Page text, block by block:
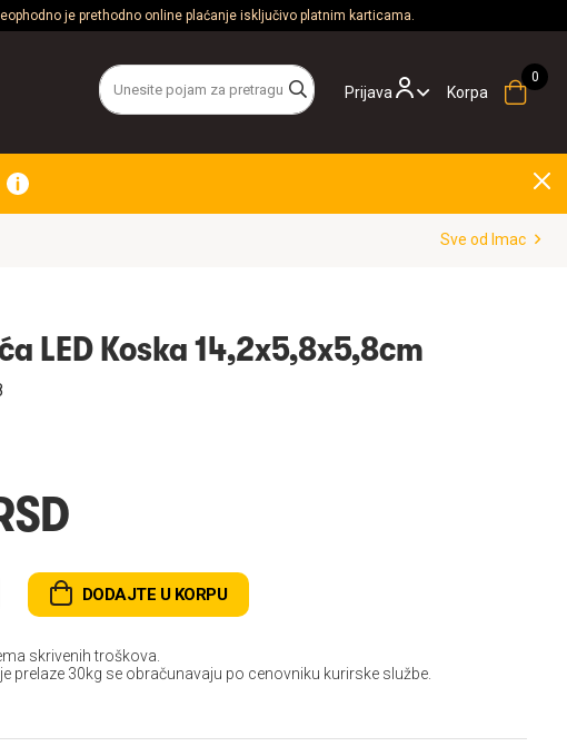
je prethodno online plaćanje isključivo platnim karticama.
Prijava Korpa
Sve od Imac
LED Koska 14,2x5,8x5,8cm
DODAJTE U KORPU
skrivenih troškova.
prelaze 30kg se obračunavaju po cenovniku kurirske službe.